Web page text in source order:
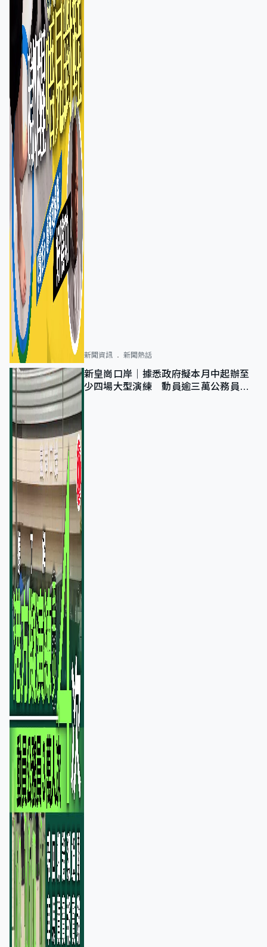
新聞資訊 新聞熱話
新皇崗口岸｜據悉政府擬本月中起辦至
少四場大型演練 動員逾三萬公務員人